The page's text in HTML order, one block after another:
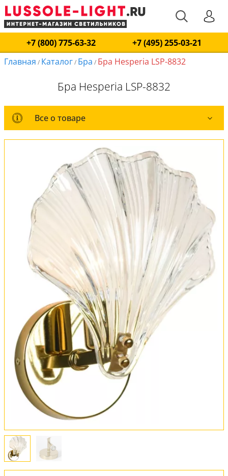
+7 (800) 775-63-32
+7 (495) 255-03-21
Главная / Каталог/ Бра / Бра Hesperia LSP-8832
Бра Hesperia LSP-8832
Все о товаре
Все о товаре
Комплект лампочек
Вся коллекция
Оплата и доставка
Обмен и возврат
Установка
Отзывы